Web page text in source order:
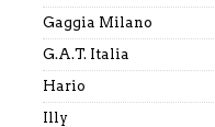
Gaggia Milano
G.A.T. Italia
Hario
Illy